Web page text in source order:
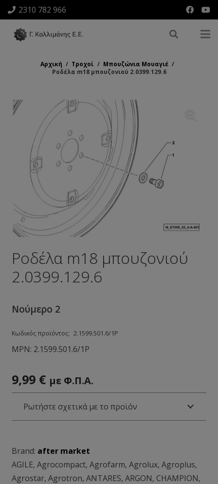
2310 782 966
Αρχική / Τροχοί / Μπουζώνια Μουαγιέ /
Ροδέλα m18 μπουζονιού 2.0399.129.6
Ροδέλα m18 μπουζονιού
2.0399.129.6
Νούμερο 2
Κωδικός προϊόντος: 2.1599.501.6/1Ρ
MPN: 2.1599.501.6/1Ρ
9,99 € με Φ.Π.Α.
Ρωτήστε σχετικά με το προϊόν
Brand: after market
AGILE, Agrocompact, Agrofarm, Agrolux, Agroplus,
Agrostar, Agrotron, ANTARES, ARGON, CHAMPION,